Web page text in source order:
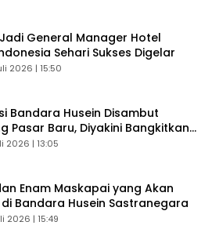
General Manager Hotel
Sehari Sukses Digelar
2026 | 15:50
Bandara Husein Disambut
Pasar Baru, Diyakini Bangkitkan
Bandung
2026 | 13:05
Enam Maskapai yang Akan
Bandara Husein Sastranegara
2026 | 15:49